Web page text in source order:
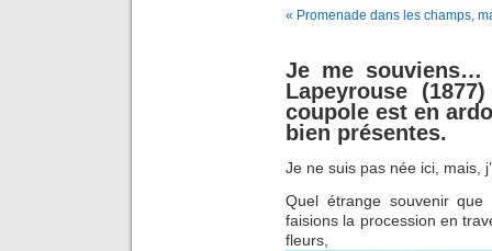
« Promenade dans les champs,
Je me souviens…
Lapeyrouse
coupole est en
bien présentes.
Je ne suis pas née ici, mais,
Quel étrange souvenir
faisions la procession en
fleurs,